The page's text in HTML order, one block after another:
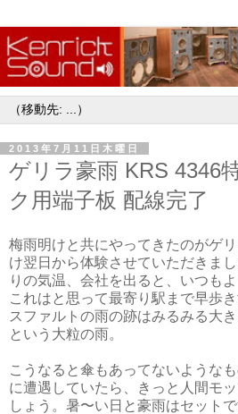
2013年7月11日木曜日
ゲリラ豪雨 KRS 4346
ク用端子板 配線完了
梅雨明けと共にやってきたのがゲ
け翌日から体験させていただきま
りの気温、会社を出ると、いつも
これはと思って最寄り駅まで早歩
スファルトの雨の跡はみるみる大
という大粒の雨。
こうなると傘もあってないような
に遭遇していたら、きっと人間モ
しょう。暑〜い日と豪雨はセット